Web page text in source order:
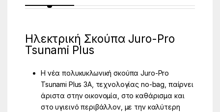
Ηλεκτρική Σκούπα Juro-Pro
Tsunami Plus
Η νέα πολυκυκλωνική σκούπα Juro-Pro
Tsunami Plus 3A, τεχνολογίας no-bag, παίρνει
άριστα στην οικονομία, στο καθάρισμα και
στο υγιεινό περιβάλλον, με την καλύτερη